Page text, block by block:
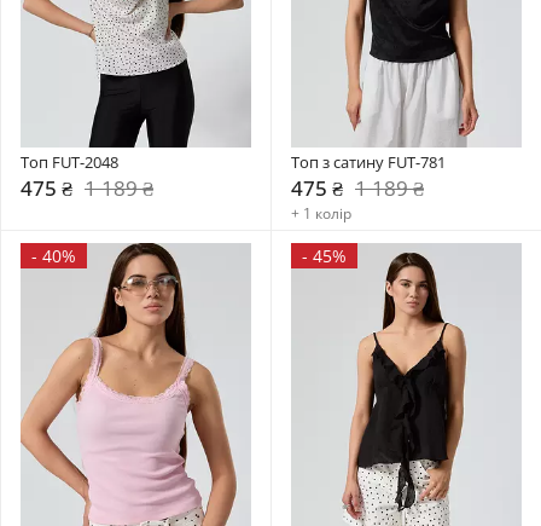
Топ FUT-2048
475 ₴ 1 189 ₴
Топ з сатину FUT-781
475 ₴ 1 189 ₴
+ 1 колір
- 40% - 45%